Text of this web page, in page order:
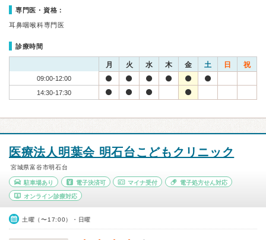
専門医・資格：
耳鼻咽喉科専門医
診療時間
月 火 水 木 金 土 日 祝
09:00-12:00
14:30-17:30
医療法人明葉会 明石台こどもクリニック
宮城県富谷市明石台
駐車場あり 電子決済可 マイナ受付 電子処方せん対応
オンライン診療対応
土曜（〜17:00）・日曜